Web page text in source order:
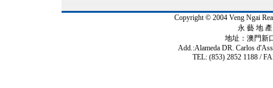
Copyright © 2004 Veng Ngai
永 藝 地
地址：澳門新
Add.:Alameda DR. Carlos
TEL: (853) 2852 1188 /